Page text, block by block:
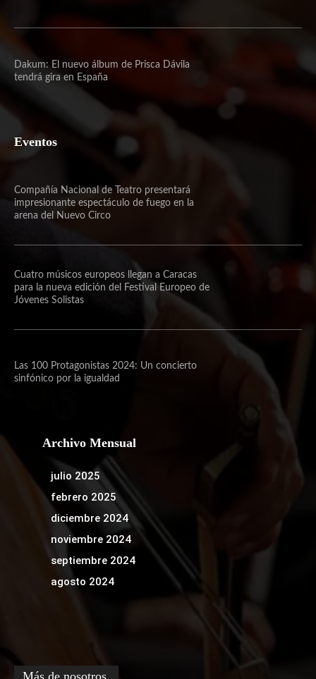
Dakum: El nuevo álbum de Prisca Dávila
tendrá gira en España
Eventos
Compañía Nacional de Teatro presentará
impresionante espectáculo de fuego en la
arena del Nuevo Circo
Cuatro músicos europeos llegan a Caracas
para la nueva edición del Festival Europeo de
Jóvenes Solistas
Las 100 Protagonistas 2024: Un concierto
sinfónico por la igualdad
Archivo Mensual
julio 2025
febrero 2025
diciembre 2024
noviembre 2024
septiembre 2024
agosto 2024
Más de nosotros.